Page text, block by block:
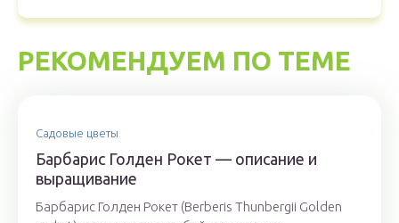
РЕКОМЕНДУЕМ ПО ТЕМЕ
Садовые цветы
Барбарис Голден Рокет — описание и
выращивание
Барбарис Голден Рокет (Berberis Thunbergii Golden